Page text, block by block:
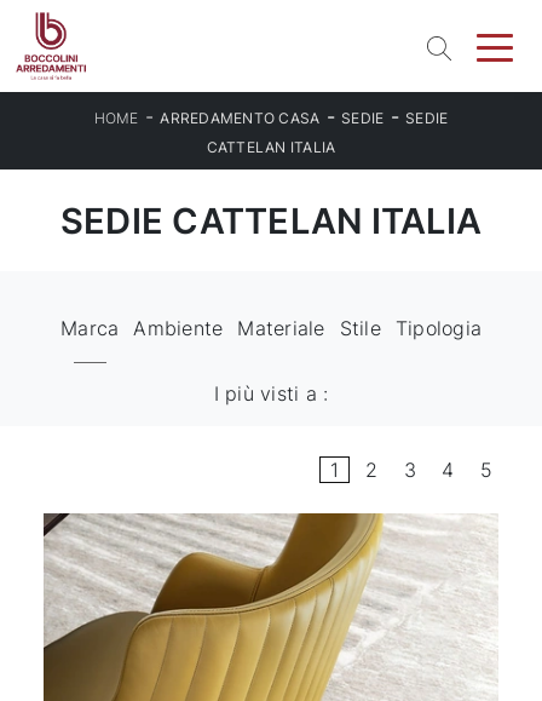
HOME -ARREDAMENTO CASA - SEDIE - SEDIE
CATTELAN ITALIA
SEDIE CATTELAN ITALIA
Marca Ambiente Materiale Stile Tipologia
I più visti a :
1 2 3 4 5